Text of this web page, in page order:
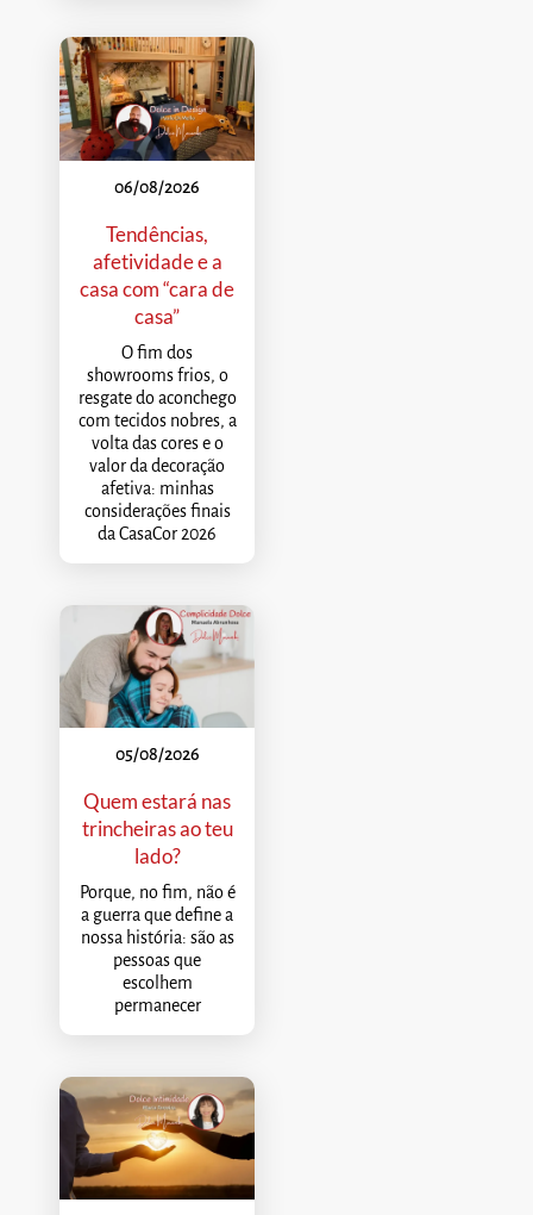
06/08/2026
Tendências,
afetividade e a
casa com “cara de
casa”
O fim dos
showrooms frios, o
resgate do aconchego
com tecidos nobres, a
volta das cores e o
valor da decoração
afetiva: minhas
considerações finais
da CasaCor 2026
05/08/2026
Quem estará nas
trincheiras ao teu
lado?
Porque, no fim, não é
a guerra que define a
nossa história: são as
pessoas que
escolhem
permanecer